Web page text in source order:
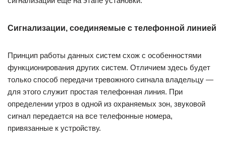
Сигнализации, соединяемые с телефонной линией
Принцип работы данных систем схож с особенностями
функционирования других систем. Отличием здесь будет
только способ передачи тревожного сигнала владельцу —
для этого служит простая телефонная линия. При
определении угроз в одной из охраняемых зон, звуковой
сигнал передается на все телефонные номера,
привязанные к устройству.